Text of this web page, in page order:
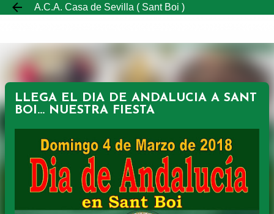
Ir al contenido principal
A.C.A. Casa de Sevilla ( Sant Boi )
LLEGA EL DIA DE ANDALUCIA A SANT
BOI... NUESTRA FIESTA